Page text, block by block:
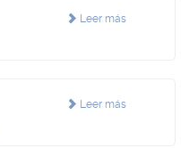
Leer más
Leer más